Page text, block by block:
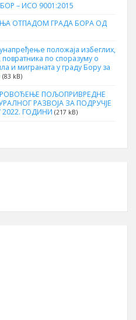
– ИСО 9001:2015
ОТПАДОМ ГРАДА БОРА ОД
положаја избеглих,
по споразуму о
и миграната у граду Бору за
(83 kB)
ПОЉОПРИВРЕДНЕ
РАЗВОЈА ЗА ПОДРУЧЈЕ
2022. ГОДИНИ (217 kB)